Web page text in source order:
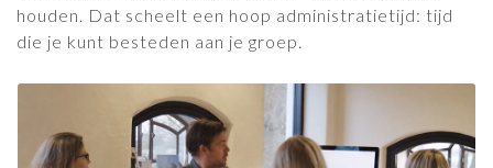
houden. Dat scheelt een hoop administratietijd: tijd
die je kunt besteden aan je groep.